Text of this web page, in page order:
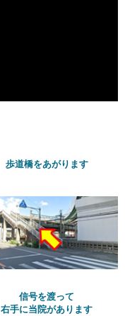
歩道橋をあがります
信号を渡って
右手に当院があります